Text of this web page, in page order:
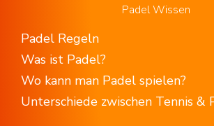
Padel Wissen
Padel Regeln
Was ist Padel?
Wo kann man Padel spielen?
Unterschiede zwischen Tennis &